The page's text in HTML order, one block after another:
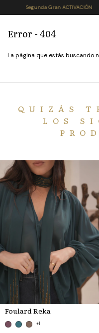
Segunda Gran ACTIVACIÓN 6
Error - 404
La página que estás buscando
QUIZÁS
LOS
Foulard Reka
+1